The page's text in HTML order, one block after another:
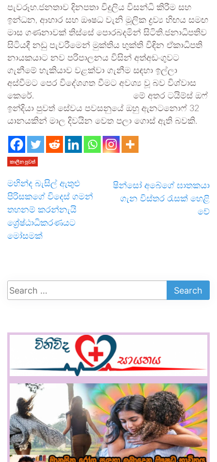
පැවරූහ.ජනතාව දිනපතා විදුලිය විසන්ධි කිරීම සහ
ඉන්ධන, ආහාර සහ ඖෂධ වැනි මූලික ද්‍රව්‍ය හිඟය සමඟ
මාස ගණනාවක් තිස්සේ පොරබදමින් සිටිති.ජනාධිපතිව
සිටියදී නඩු පැවරීමෙන් මුක්තිය භුක්ති විඳින ඒකාධිපති
නායකයාට නව පරිපාලනය විසින් අත්අඩංගුවට
ගැනීමේ හැකියාව වළක්වා ගැනීම සඳහා ඉල්ලා
අස්වීමට පෙර විදේශගත වීමට අවශ්‍ය වූ බව විශ්වාස
කෙරේ. මේ අතර ටයිම්ස් ඔෆ්
ඉන්දියා පුවත් සේවය පවසනුයේ ඔහු ඇනටනොෆ් 32
යානයකින් මාල දිවයින වෙත පලා ගොස් ඇති බවකි.
කාලීන පුවත්
මහින්ද බැසිල් ඇතුළු
පිරිසකගේ විදෙස් ගමන්
තහනම් කරන්නැයි
ශ්‍රේෂ්ඨාධිකරණයට
මෝසමක්
ෂින්සෝ අබේගේ ඝාතකයා
ගැන විස්තර රැසක් හෙළි
වේ